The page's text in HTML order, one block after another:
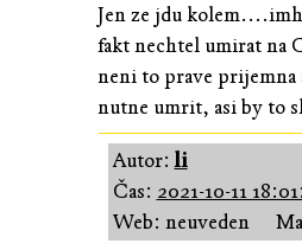
Jen ze jdu
fakt nechtel umirat na
neni to prave
nutne umrit, asi by to
Autor:li
Čas: 2021-10-11
Web: neuveden